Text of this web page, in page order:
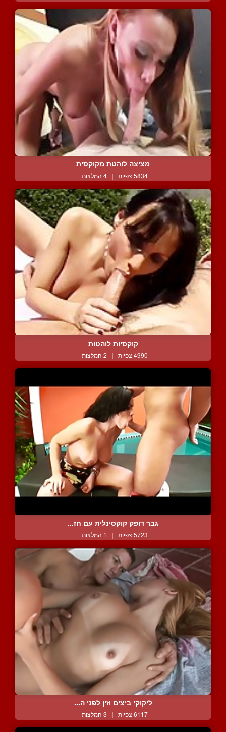
מציצה לוהטת מקוקסית
5834 צפיות | 4 המלצות
קוקסיות לוהטות
4990 צפיות | 2 המלצות
גבר דופק קוקסינלית עם חז...
5723 צפיות | 1 המלצות
ליקוקי ביצים וזין לפני ה...
6117 צפיות | 3 המלצות